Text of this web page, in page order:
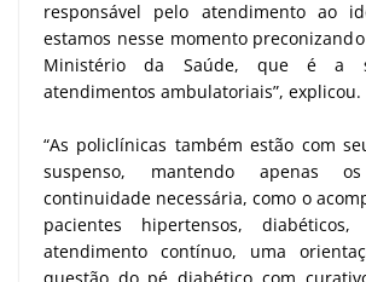
responsável pelo atendimento ao
estamos nesse momento
Ministério da Saúde, que é a
atendimentos ambulatoriais”, explicou.
“As policlínicas também estão com
suspenso, mantendo apenas
continuidade necessária, como o
pacientes hipertensos,
atendimento contínuo, uma